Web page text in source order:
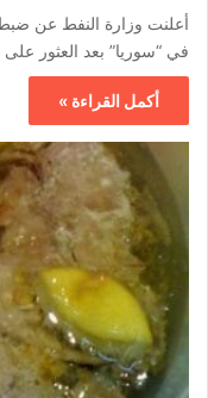
في “سوريا” بعد العثور
أكمل القراءة »